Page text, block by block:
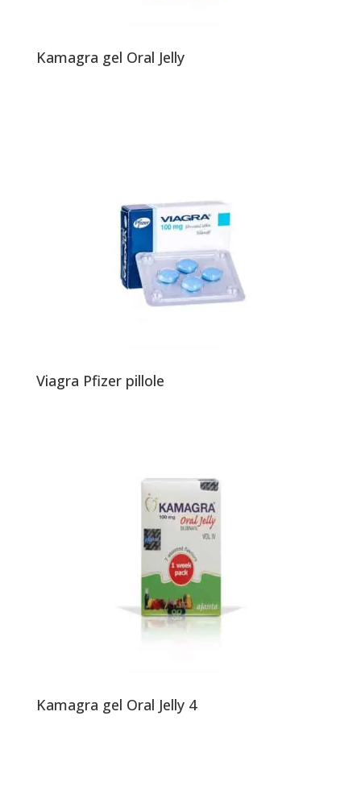
Kamagra gel Oral Jelly
Viagra Pfizer pillole
Kamagra gel Oral Jelly 4